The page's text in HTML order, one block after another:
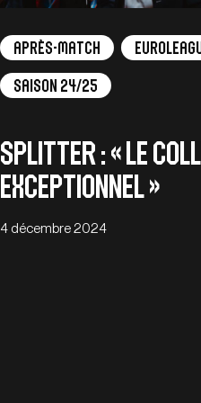
Après-match
Saison 24/25
Splitter : « Le
exceptionnel »
4 décembre 2024